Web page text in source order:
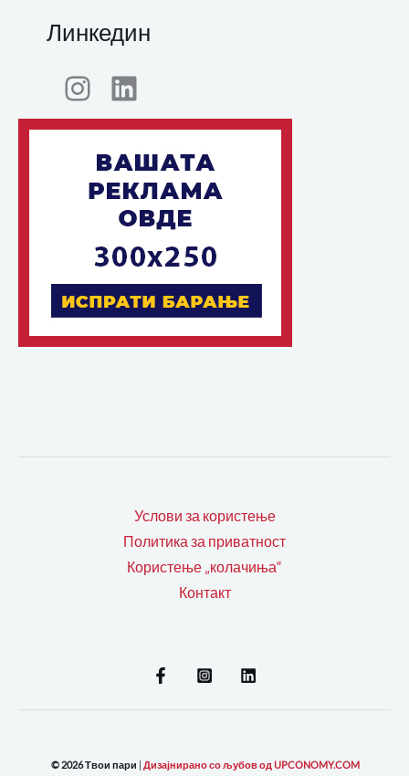
Линкедин
Услови за користење
Политика за приватност
Користење „колачиња“
Контакт
© 2026 Твои пари | Дизајнирано со љубов од UPCONOMY.COM